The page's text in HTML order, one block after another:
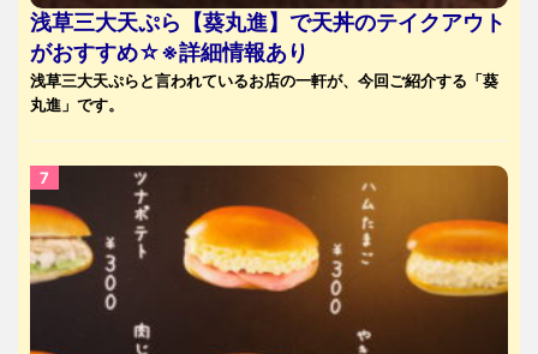
浅草三大天ぷら【葵丸進】で天丼のテイクアウト
がおすすめ☆※詳細情報あり
浅草三大天ぷらと言われているお店の一軒が、今回ご紹介する「葵
丸進」です。